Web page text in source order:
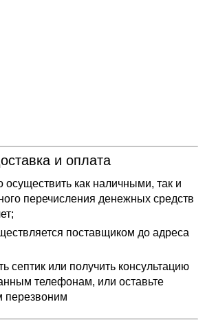
и оплата
как наличными, так и
перечисления денежных средств
поставщиком до адреса
септик или получить консультацию
телефонам, или оставьте
перезвоним